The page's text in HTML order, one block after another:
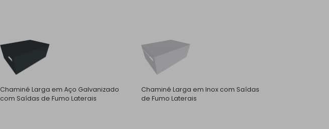
Chaminé Larga em Aço Galvanizado
com Saídas de Fumo Laterais
Chaminé Larga em Inox com Saídas
de Fumo Laterais